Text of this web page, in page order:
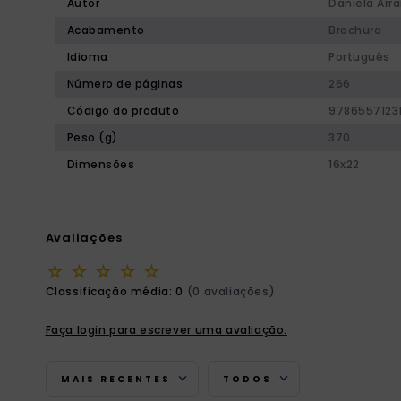
Autor
Daniela
Acabamento
Brochura
Idioma
Português
Número de páginas
266
Código do produto
Peso (g)
370
Dimensões
16x22
Avaliações
☆ ☆ ☆ ☆ ☆
Classificação média: 0 (0 avaliações)
Faça login para escrever uma avaliação.
MAIS RECENTES TODOS